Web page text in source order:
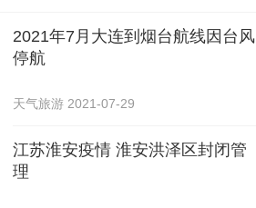
2021年7月大连到烟台航线因台风
停航
天气旅游 2021-07-29
江苏淮安疫情 淮安洪泽区封闭管
理